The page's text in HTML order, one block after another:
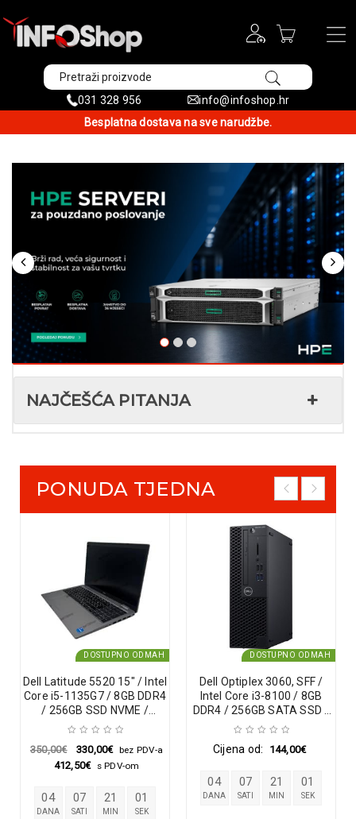
031 328 956
info@infoshop.hr
Besplatna dostava na sve narudžbe.
NAJČEŠĆA PITANJA
PONUDA TJEDNA
DOSTUPNO ODMAH
Dell Latitude 5520 15″ / Intel
Core i5-1135G7 / 8GB DDR4
/ 256GB SSD NVME /
webcam / 1920×1080 / A-
350,00€ 330,00€ bez PDV-a
412,50€ s PDV-om
04
DANA
07
SATI
21
MIN
01
SEK
DOSTUPNO ODMAH
Dell Optiplex 3060, SFF /
Intel Core i3-8100 / 8GB
DDR4 / 256GB SATA SSD /
DVD
Cijena od:
144,00€
04
DANA
07
SATI
21
MIN
01
SEK